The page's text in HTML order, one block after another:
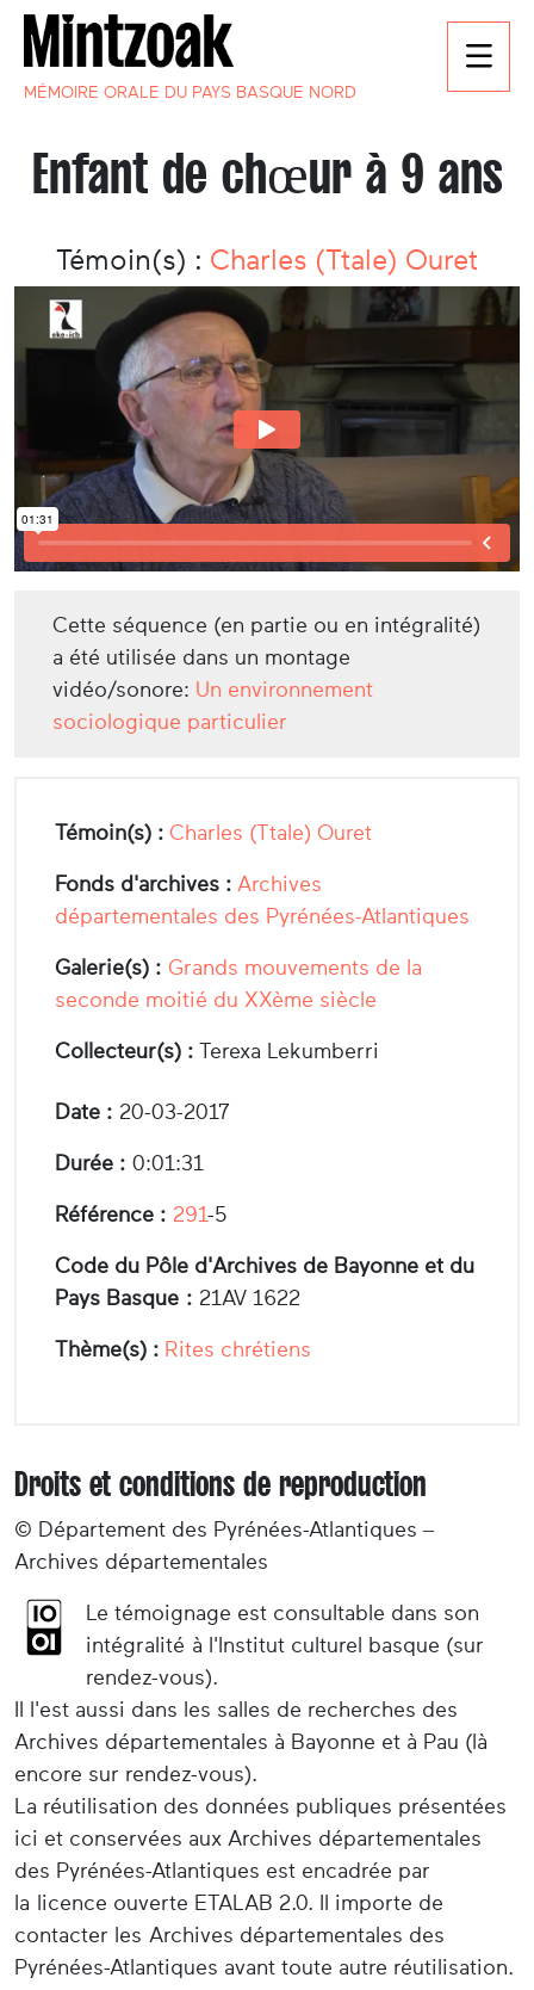
MÉMOIRE ORALE DU PAYS BASQUE NORD
Enfant de chœur à 9 ans
Témoin(s) : Charles (Ttale) Ouret
Cette séquence (en partie ou en intégralité)
a été utilisée dans un montage
vidéo/sonore: Un environnement
sociologique particulier
Témoin(s) : Charles (Ttale) Ouret
Fonds d'archives : Archives
départementales des Pyrénées-Atlantiques
Galerie(s) : Grands mouvements de la
seconde moitié du XXème siècle
Collecteur(s) : Terexa Lekumberri
Date : 20-03-2017
Durée : 0:01:31
Référence : 291-5
Code du Pôle d'Archives de Bayonne et du
Pays Basque : 21AV 1622
Thème(s) : Rites chrétiens
Droits et conditions de reproduction
© Département des Pyrénées-Atlantiques –
Archives départementales
Le témoignage est consultable dans son
intégralité à l'Institut culturel basque (sur
rendez-vous).
Il l'est aussi dans les salles de recherches des
Archives départementales à Bayonne et à Pau (là
encore sur rendez-vous).
La réutilisation des données publiques présentées
ici et conservées aux Archives départementales
des Pyrénées-Atlantiques est encadrée par
la licence ouverte ETALAB 2.0. Il importe de
contacter les Archives départementales des
Pyrénées-Atlantiques avant toute autre réutilisation.